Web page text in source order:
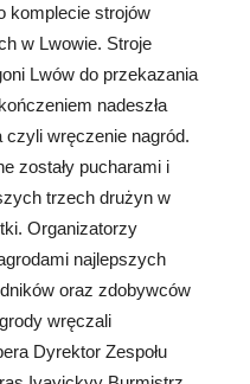
komplecie strojów
w Lwowie. Stroje
Lwów do przekazania
nadeszła
czyli wręczenie nagród.
zostały pucharami i
trzech drużyn w
Organizatorzy
najlepszych
oraz zdobywców
wręczali
Dyrektor Zespołu